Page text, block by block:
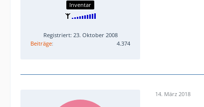
Inventar
Registriert: 23. Oktober 2008
Beiträge
4.374
14. März 2018